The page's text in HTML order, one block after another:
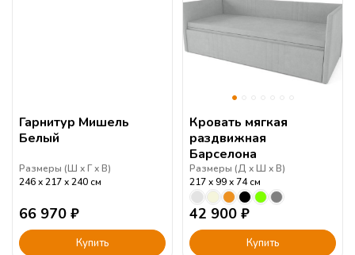
Гарнитур Мишель
Белый
Размеры (Ш Г В)
246
217 240 см
66 970 ₽
Купить
Кровать мягкая
раздвижная
Барселона
Размеры (Д Ш В)
217
99 74 см
42 900 ₽
Купить